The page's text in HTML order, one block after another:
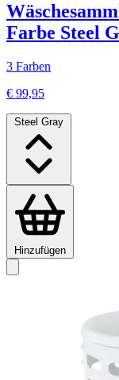
Farbe Steel
3 Farben
€ 99,95
Steel Gray
Hinzufügen